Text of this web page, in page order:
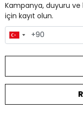
Kampanya, duyuru
için kayıt olun.